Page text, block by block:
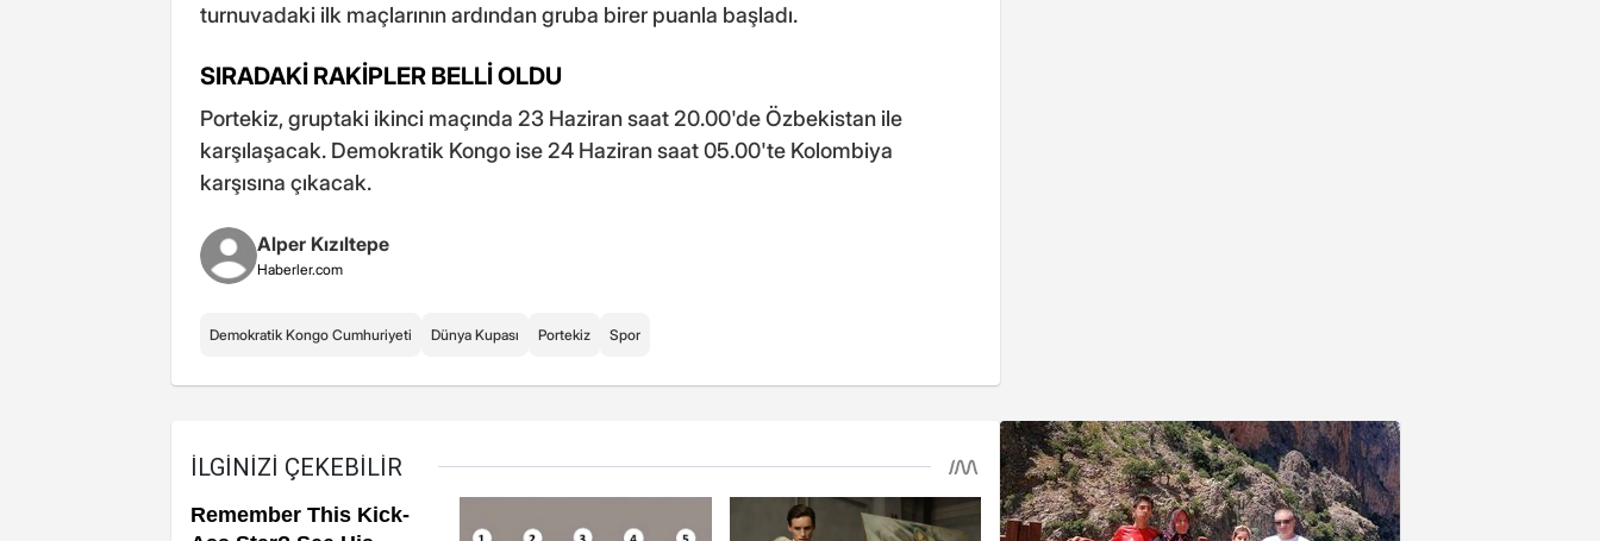
turnuvadaki ilk maçlarının ardından gruba birer puanla başladı.
SIRADAKİ RAKİPLER BELLİ OLDU
Portekiz, gruptaki ikinci maçında 23 Haziran saat 20.00'de Özbekistan ile
karşılaşacak. Demokratik Kongo ise 24 Haziran saat 05.00'te Kolombiya
karşısına çıkacak.
Alper Kızıltepe
Haberler.com
Demokratik Kongo Cumhuriyeti Dünya Kupası Portekiz Spor